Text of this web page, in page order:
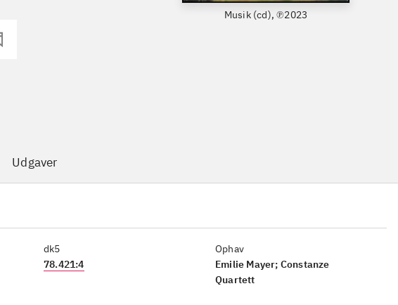
Musik (cd), ℗2023
Udgaver
dk5
78.421:4
Ophav
Emilie Mayer; Constanze
Quartett